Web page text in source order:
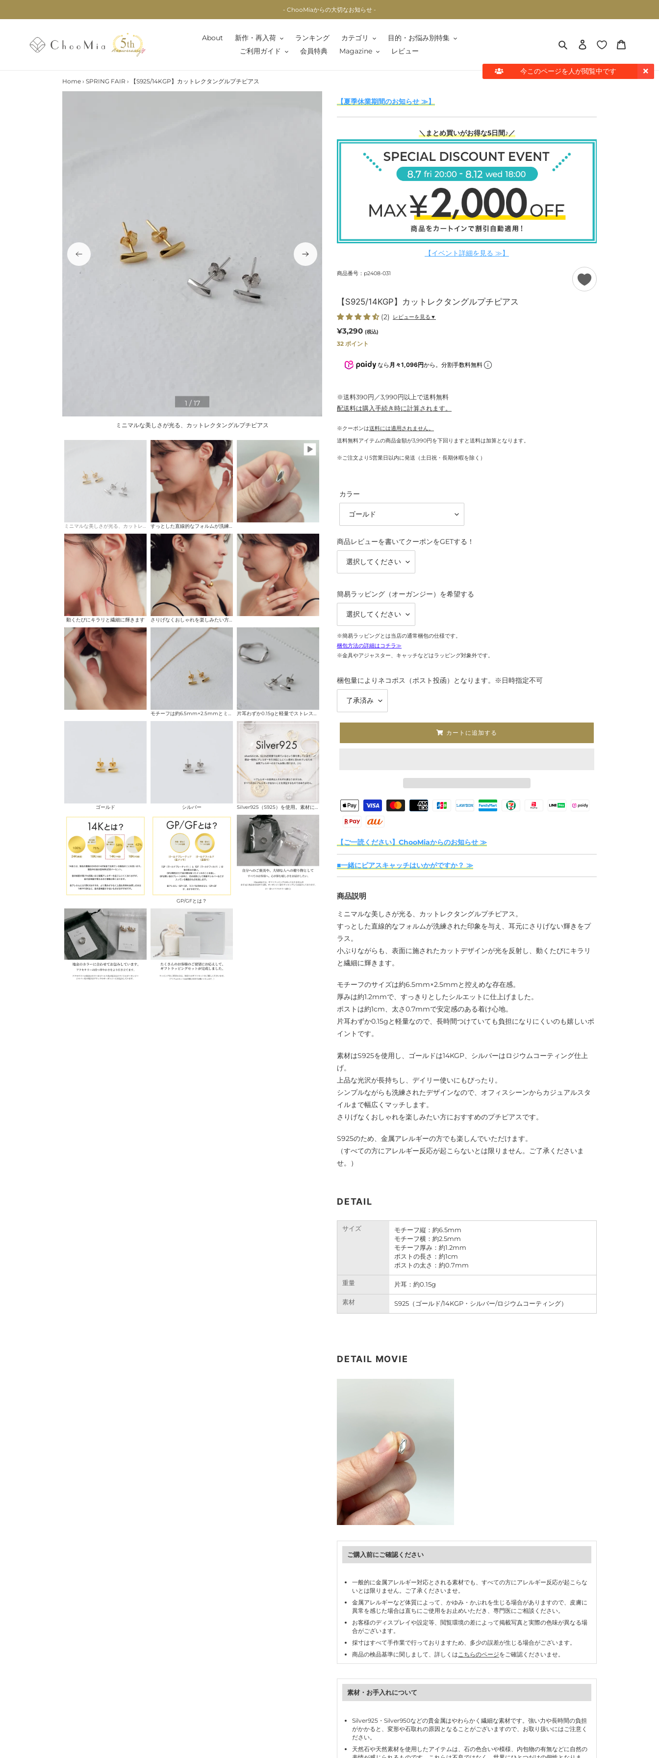
- ChooMiaからの大切なお知らせ -
About 新作・再入荷 ランキング カテゴリ
目的・お悩み別特集
ご利用ガイド
会員特典 Magazine レビュー
検索 ログイン
今このページを人が閲覧中です
Home › SPRING FAIR › 【S925/14KGP】カットレクタングルプチピアス
ミニマルな美しさが光る、カットレクタングルプチピアス すっとした直線的なフォルムが洗練された印象を与えます
1 / 17
ミニマルな美しさが光る、カットレクタングルプチピアス すっとした直線的なフォルムが洗練された印象を与えます
動くたびにキラリと繊細に輝きます さりげなくおしゃれを楽しみたい方におすすめ◎
モチーフは約6.5mm×2.5mmとミニサイズ 片耳わずか0.15gと軽量でストレスフリー
ゴールド シルバー Silver925（S925）を使用。素材に気を配って選びたい方にも取り入れやすい仕様です。
GP/GFとは？
【夏季休業期間のお知らせ ≫】
＼まとめ買いがお得な5日間♪／
【イベント詳細を見る ≫】
商品番号：p2408-031
【S925/14KGP】カットレクタングルプチピアス
(2) レビューを見る▼
通
常
¥3,290 (税込)
32 ポイント
なら 月々1,096円から。分割手数料無料
※送料390円／3,990円以上で送料無料
配送料は購入手続き時に計算されます。
※クーポンは送料には適用されません。
送料無料アイテムの商品金額が3,990円を下回りますと送料は加算となります。
※ご注文より5営業日以内に発送（土日祝・長期休暇を除く）
カラー
商品レビューを書いてクーポンをGETする！
簡易ラッピング（オーガンジー）を希望する
※簡易ラッピングとは当店の通常梱包の仕様です。
梱包方法の詳細はコチラ≫
※金具やアジャスター、キャッチなどはラッピング対象外です。
梱包量によりネコポス（ポスト投函）となります。※日時指定不可
カートに追加する
カ
に
商
品
を
加
す
る
決
法
【ご一読ください】ChooMiaからのお知らせ ≫
■一緒にピアスキャッチはいかがですか？ ≫
商品説明
ミニマルな美しさが光る、カットレクタングルプチピアス。
すっとした直線的なフォルムが洗練された印象を与え、耳元にさりげない輝きをプ
ラス。
小ぶりながらも、表面に施されたカットデザインが光を反射し、動くたびにキラリ
と繊細に輝きます。
モチーフのサイズは約6.5mm×2.5mmと控えめな存在感。
厚みは約1.2mmで、すっきりとしたシルエットに仕上げました。
ポストは約1cm、太さ0.7mmで安定感のある着け心地。
片耳わずか0.15gと軽量なので、長時間つけていても負担になりにくいのも嬉しいポ
イントです。
素材はS925を使用し、ゴールドは14KGP、シルバーはロジウムコーティング仕上
げ。
上品な光沢が長持ちし、デイリー使いにもぴったり。
シンプルながらも洗練されたデザインなので、オフィスシーンからカジュアルスタ
イルまで幅広くマッチします。
さりげなくおしゃれを楽しみたい方におすすめのプチピアスです。
S925のため、金属アレルギーの方でも楽しんでいただけます。
（すべての方にアレルギー反応が起こらないとは限りません。ご了承くださいま
せ。）
DETAIL
サイズ
モチーフ縦：約6.5mm
モチーフ横：約2.5mm
モチーフ厚み：約1.2mm
ポストの長さ：約1cm
ポストの太さ：約0.7mm
重量 片耳：約0.15g
素材 S925（ゴールド/14KGP・シルバー/ロジウムコーティング）
DETAIL MOVIE
ご購入前にご確認ください
一般的に金属アレルギー対応とされる素材でも、すべての方にアレルギー反応が起こらな
いとは限りません。ご了承くださいませ。
金属アレルギーなど体質によって、かゆみ・かぶれを生じる場合がありますので、皮膚に
異常を感じた場合は直ちにご使用をお止めいただき、専門医にご相談ください。
お客様のディスプレイや設定等、閲覧環境の差によって掲載写真と実際の色味が異なる場
合がございます。
採寸はすべて手作業で行っておりますため、多少の誤差が生じる場合がございます。
商品の検品基準に関しまして、詳しくはこちらのページをご確認くださいませ。
素材・お手入れについて
Silver925・Silver950などの貴金属はやわらかく繊細な素材です。強い力や長時間の負担
がかかると、変形や石取れの原因となることがございますので、お取り扱いにはご注意く
ださい。
天然石や天然素材を使用したアイテムは、石の色合いや模様、内包物の有無などに自然の